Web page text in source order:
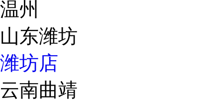
温州
山东潍坊
潍坊店
云南曲靖